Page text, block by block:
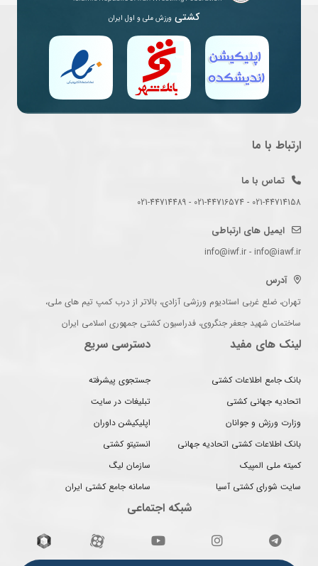
کشتی ورزش ملی و اول ایران
ارتباط با ما
تماس با ما
021-44714158 - 021-44716574 - 021-44714489
ایمیل های ارتباطی
info@iwf.ir - info@iawf.ir
آدرس
تهران، ضلع غربی استادیوم ورزشی آزادی، بالاتر از درب کمپ تیم های ملی،
ساختمان شهید جعفر جنگروی، فدراسیون کشتی جمهوری اسلامی ایران
لینک های مفید
بانک جامع اطلاعات کشتی
اتحادیه جهانی کشتی
وزارت ورزش و جوانان
بانک اطلاعات کشتی اتحادیه جهانی
کمیته ملی المپیک
سایت شورای کشتی آسیا
دسترسی سریع
جستجوی پیشرفته
تبلیغات در سایت
اپلیکیشن داوران
انستیتو کشتی
سازمان لیگ
سامانه جامع کشتی ایران
شبکه اجتماعی